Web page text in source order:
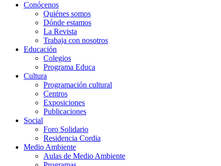
Conócenos
Quiénes somos
Dónde estamos
La Revista
Trabaja con nosotros
Educación
Colegios
Programa Educa
Cultura
Programación cultural
Centros
Exposiciones
Publicaciones
Social
Foro Solidario
Residencia Cordia
Medio Ambiente
Aulas de Medio Ambiente